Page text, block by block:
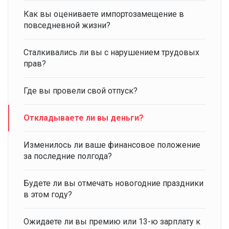
Как вы оцениваете импортозамещение в
повседневной жизни?
Сталкивались ли вы с нарушением трудовых
прав?
Где вы провели свой отпуск?
Откладываете ли вы деньги?
Изменилось ли ваше финансовое положение
за последние полгода?
Будете ли вы отмечать новогодние праздники
в этом году?
Ожидаете ли вы премию или 13-ю зарплату к